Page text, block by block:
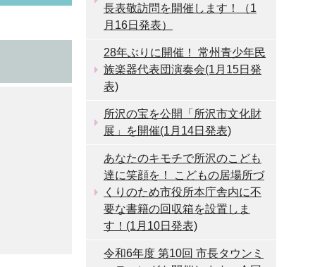
長表敬訪問を開催します！（1
月16日発表）
28年ぶりに開催！ 常州青少年民
族楽器代表団演奏会(1月15日発
表)
所沢の宝を公開「所沢市文化財
展」を開催(1月14日発表)
あなたのキモチで所沢のこども
達に笑顔を！ こどもの居場所づ
くりのため市役所本庁舎内に不
要な書籍の回収箱を設置しま
す！(1月10日発表)
令和6年度 第10回 市長タウンミ